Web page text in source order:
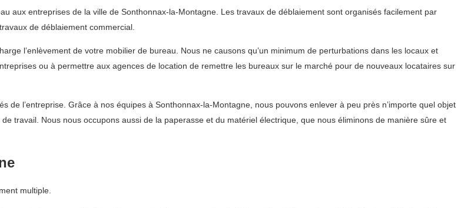
aux entreprises de la ville de Sonthonnax-la-Montagne. Les travaux de déblaiement sont organisés facilement par
de déblaiement commercial.
l’enlèvement de votre mobilier de bureau. Nous ne causons qu’un minimum de perturbations dans les locaux et
ou à permettre aux agences de location de remettre les bureaux sur le marché pour de nouveaux locataires sur
l’entreprise. Grâce à nos équipes à Sonthonnax-la-Montagne, nous pouvons enlever à peu près n’importe quel objet
travail. Nous nous occupons aussi de la paperasse et du matériel électrique, que nous éliminons de manière sûre et
multiple.